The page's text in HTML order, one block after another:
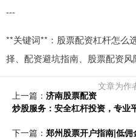
---
**关键词**：股票配资杠杆怎么
择、配资避坑指南、股票配资
文章为作
上一篇： 济南股票配资
炒股服务：安全杠杆投资，专业
下一篇： 郑州股票开户指南|低佣